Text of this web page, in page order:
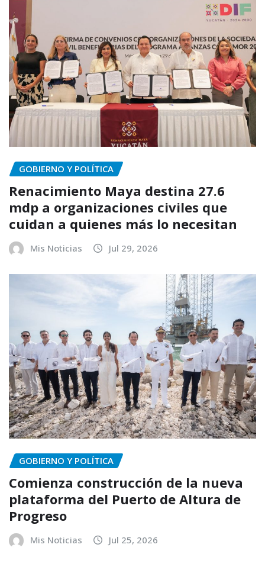
GOBIERNO Y POLÍTICA
Renacimiento Maya destina 27.6
mdp a organizaciones civiles que
cuidan a quienes más lo necesitan
Mis Noticias Jul 29, 2026
GOBIERNO Y POLÍTICA
Comienza construcción de la nueva
plataforma del Puerto de Altura de
Progreso
Mis Noticias Jul 25, 2026